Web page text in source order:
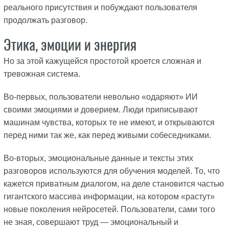
реального присутствия и побуждают пользователя
продолжать разговор.
Этика, эмоции и энергия
Но за этой кажущейся простотой кроется сложная и
тревожная система.
Во-первых, пользователи невольно «одаряют» ИИ
своими эмоциями и доверием. Люди приписывают
машинам чувства, которых те не имеют, и открываются
перед ними так же, как перед живыми собеседниками.
Во-вторых, эмоциональные данные и тексты этих
разговоров используются для обучения моделей. То, что
кажется приватным диалогом, на деле становится частью
гигантского массива информации, на котором «растут»
новые поколения нейросетей. Пользователи, сами того
не зная, совершают труд — эмоциональный и